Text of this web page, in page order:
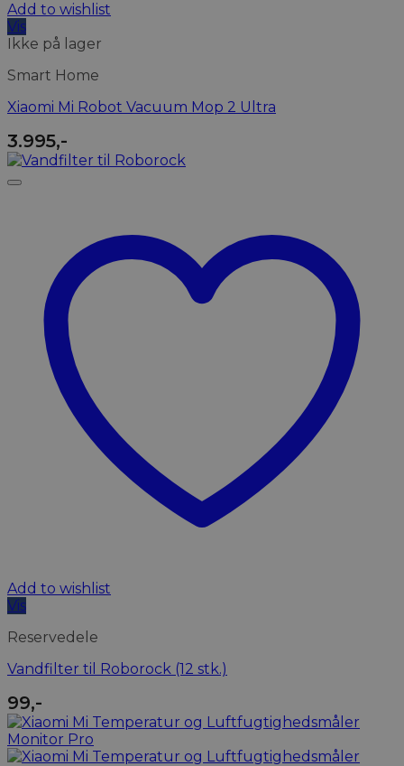
Add to wishlist
Vis
Ikke på lager
Smart Home
Xiaomi Mi Robot Vacuum Mop 2 Ultra
3.995,-
Add to wishlist
Vis
Reservedele
Vandfilter til Roborock (12 stk.)
99,-